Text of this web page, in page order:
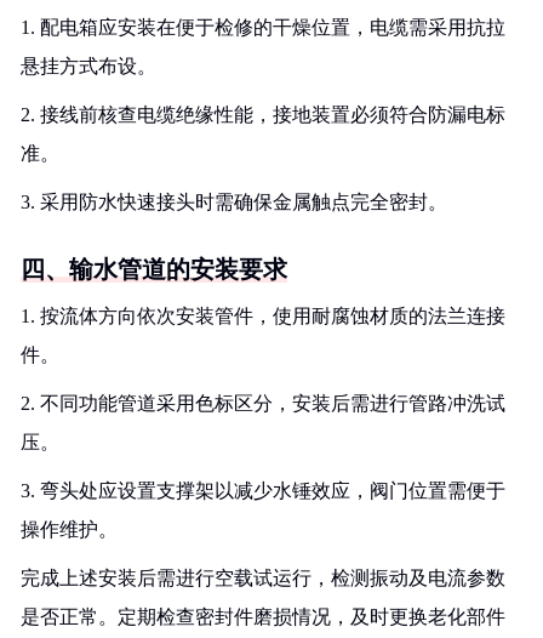
1. 配电箱应安装在便于检修的干燥位置，电缆需采用抗拉
悬挂方式布设。
2. 接线前核查电缆绝缘性能，接地装置必须符合防漏电标
准。
3. 采用防水快速接头时需确保金属触点完全密封。
四、输水管道的安装要求
1. 按流体方向依次安装管件，使用耐腐蚀材质的法兰连接
件。
2. 不同功能管道采用色标区分，安装后需进行管路冲洗试
压。
3. 弯头处应设置支撑架以减少水锤效应，阀门位置需便于
操作维护。
完成上述安装后需进行空载试运行，检测振动及电流参数
是否正常。定期检查密封件磨损情况，及时更换老化部件